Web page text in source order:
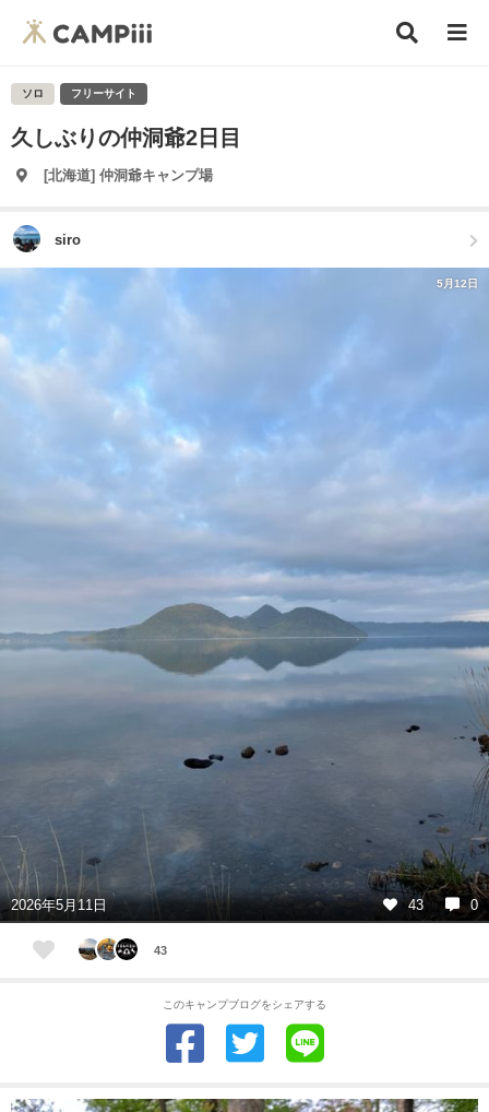
ソロ フリーサイト
久しぶりの仲洞爺2日目
[北海道] 仲洞爺キャンプ場
siro
5月12日
2026年5月11日 43 0
43
このキャンプブログをシェアする